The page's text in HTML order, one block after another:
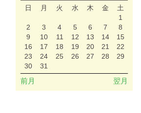
日 月 火 水 木 金
土
1
2
3 4 5 6 7
8
9
10 11 12 13 14
15
16
17 18 19 20 21
22
23
24 25 26 27 28
29
30
31
前月 翌月